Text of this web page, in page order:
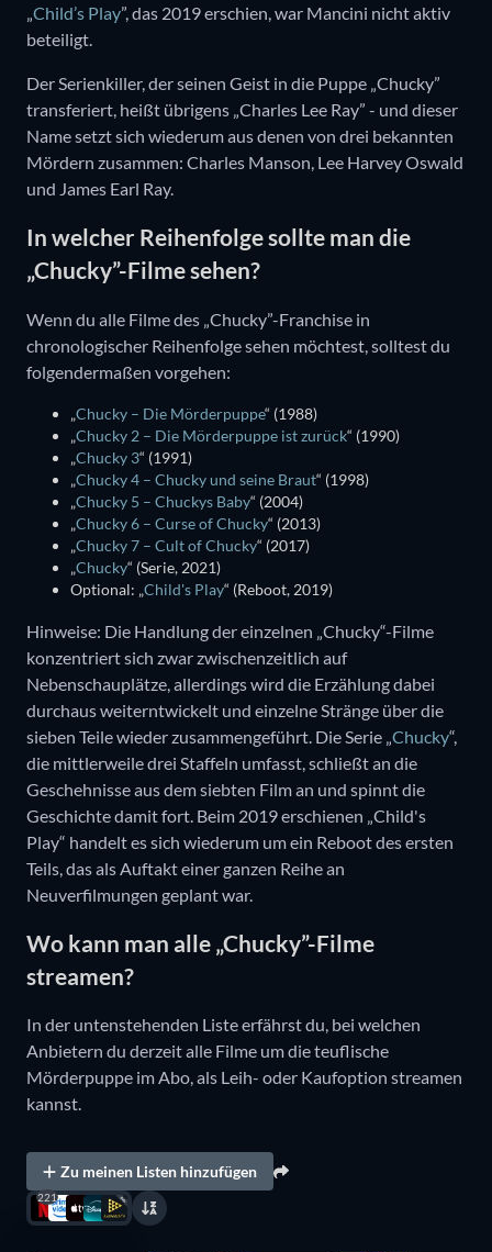
Child’s Play”, das 2019 erschien, war Mancini nicht aktiv
beteiligt.
Der Serienkiller, der seinen Geist in die Puppe „Chucky”
transferiert, heißt übrigens „Charles Lee Ray” - und dieser
Name setzt sich wiederum aus denen von drei bekannten
Mördern zusammen: Charles Manson, Lee Harvey Oswald
und James Earl Ray.
In welcher Reihenfolge sollte man die
„Chucky”-Filme sehen?
Wenn du alle Filme des „Chucky”-Franchise in
chronologischer Reihenfolge sehen möchtest, solltest du
folgendermaßen vorgehen:
„Chucky – Die Mörderpuppe“ (1988)
„Chucky 2 – Die Mörderpuppe ist zurück“ (1990)
„Chucky 3“ (1991)
„Chucky 4 – Chucky und seine Braut“ (1998)
„Chucky 5 – Chuckys Baby“ (2004)
„Chucky 6 – Curse of Chucky“ (2013)
„Chucky 7 – Cult of Chucky“ (2017)
„Chucky“ (Serie, 2021)
Optional: „Child's Play“ (Reboot, 2019)
Hinweise: Die Handlung der einzelnen „Chucky“-Filme
konzentriert sich zwar zwischenzeitlich auf
Nebenschauplätze, allerdings wird die Erzählung dabei
durchaus weiterntwickelt und einzelne Stränge über die
sieben Teile wieder zusammengeführt. Die Serie „ Chucky“,
die mittlerweile drei Staffeln umfasst, schließt an die
Geschehnisse aus dem siebten Film an und spinnt die
Geschichte damit fort. Beim 2019 erschienen „Child's
Play“ handelt es sich wiederum um ein Reboot des ersten
Teils, das als Auftakt einer ganzen Reihe an
Neuverfilmungen geplant war.
Wo kann man alle „Chucky”-Filme
streamen?
In der untenstehenden Liste erfährst du, bei welchen
Anbietern du derzeit alle Filme um die teuflische
Mörderpuppe im Abo, als Leih- oder Kaufoption streamen
kannst.
Zu meinen Listen hinzufügen
221